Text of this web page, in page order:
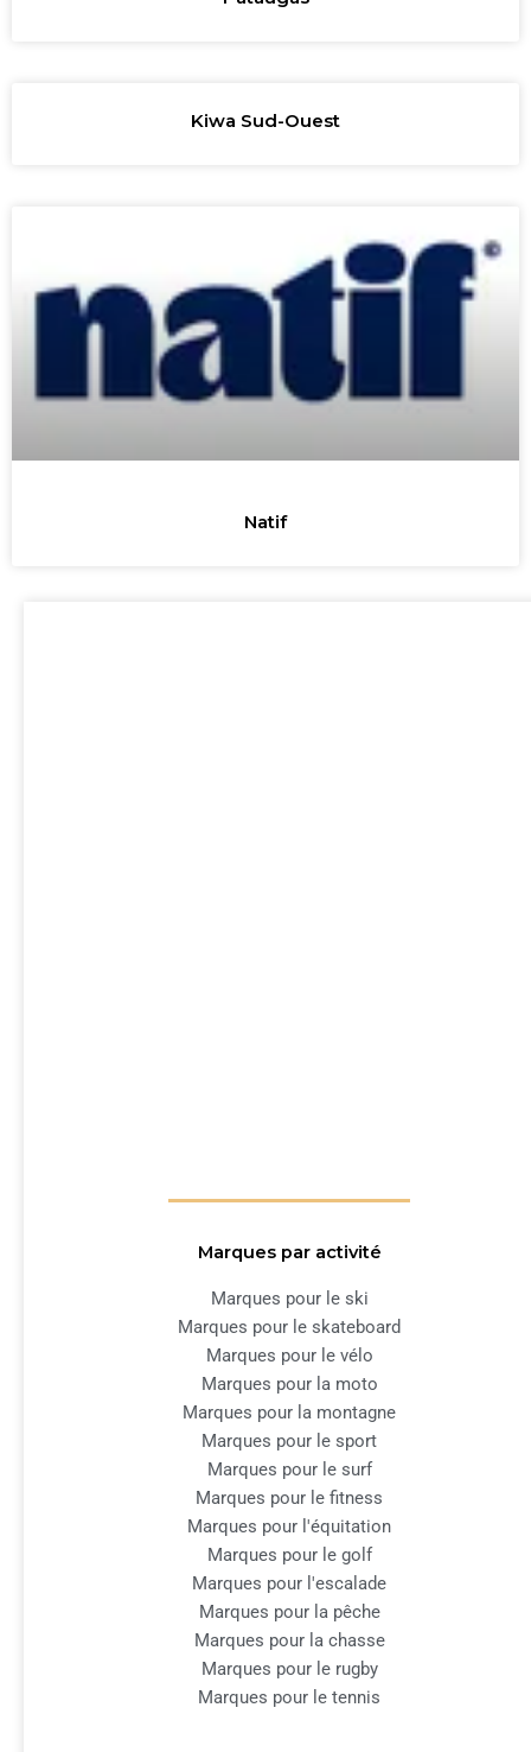
Kiwa Sud-Ouest
Natif
Marques par activité
Marques pour le ski
Marques pour le skateboard
Marques pour le vélo
Marques pour la moto
Marques pour la montagne
Marques pour le sport
Marques pour le surf
Marques pour le fitness
Marques pour l'équitation
Marques pour le golf
Marques pour l'escalade
Marques pour la pêche
Marques pour la chasse
Marques pour le rugby
Marques pour le tennis